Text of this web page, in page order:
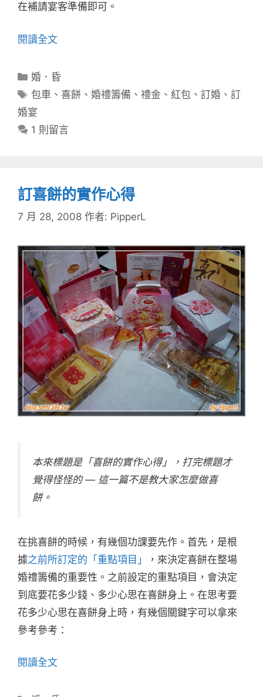
在補請宴客準備即可。
閱讀全文
分
類
婚．昏
標
籤
包車 、喜餅 、婚禮籌備 、禮金 、 紅包 、訂婚 、訂
婚宴
1 則留言
訂喜餅的實作心得
7 月 28, 2008 作者: PipperL
本來標題是「喜餅的實作心得」，打完標題才
覺得怪怪的 — 這一篇不是教大家怎麼做喜
餅。
在挑喜餅的時候，有幾個功課要先作。首先，是根
據之前所訂定的「重點項目」
，來決定喜餅在整場
婚禮籌備的重要性。之前設定的重點項目，會決定
到底要花多少錢、多少心思在喜餅身上。在思考要
花多少心思在喜餅身上時，有幾個關鍵字可以拿來
參考參考：
閱讀全文